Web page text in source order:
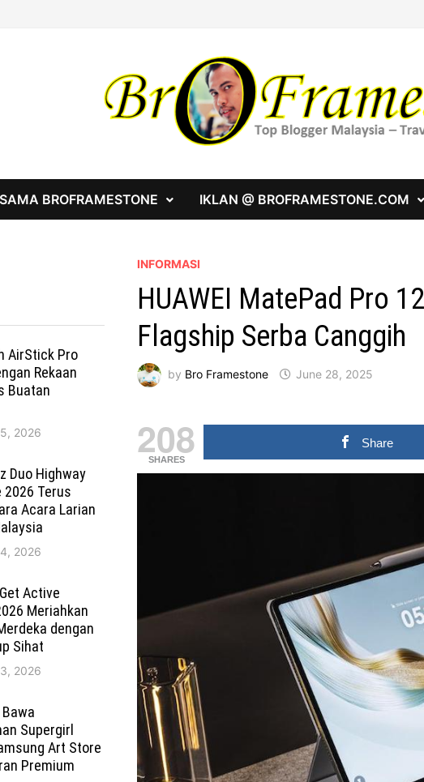
BROFRAMESTONE IKLAN @ BROFRAMESTONE.COM
INFORMASI
HUAWEI MatePad Pro
Flagship Serba Canggih
by Bro Framestone June 28, 2025
208
SHARES
Share
AirStick Pro
Rekaan
Buatan
2026
Duo Highway
2026 Terus
Acara Larian
2026
Active
Meriahkan
dengan
Sihat
2026
Supergirl
Art Store
Premium